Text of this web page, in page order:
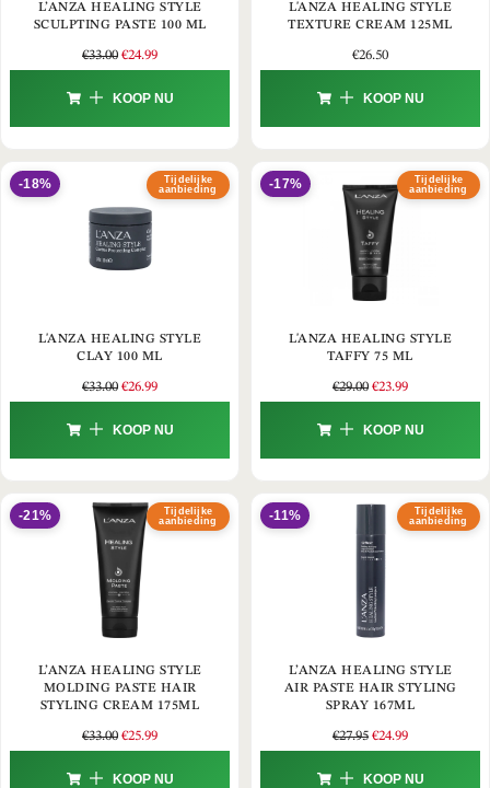
L’ANZA HEALING STYLE
SCULPTING PASTE 100 ML
€33.00 €24.99
KOOP NU
L'ANZA HEALING STYLE
TEXTURE CREAM 125ML
€26.50
KOOP NU
Tijdelijke
aanbieding
-18%
L'ANZA HEALING STYLE
CLAY 100 ML
€33.00 €26.99
KOOP NU
Tijdelijke
aanbieding
-17%
L'ANZA HEALING STYLE
TAFFY 75 ML
€29.00 €23.99
KOOP NU
Tijdelijke
aanbieding
-21%
L’ANZA HEALING STYLE
MOLDING PASTE HAIR
STYLING CREAM 175ML
€33.00 €25.99
KOOP NU
Tijdelijke
aanbieding
-11%
L’ANZA HEALING STYLE
AIR PASTE HAIR STYLING
SPRAY 167ML
€27.95 €24.99
KOOP NU